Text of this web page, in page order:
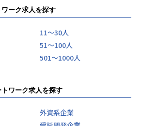
ーク求人を探す
11〜30人
51〜100人
501〜1000人
ワーク求人を探す
外資系企業